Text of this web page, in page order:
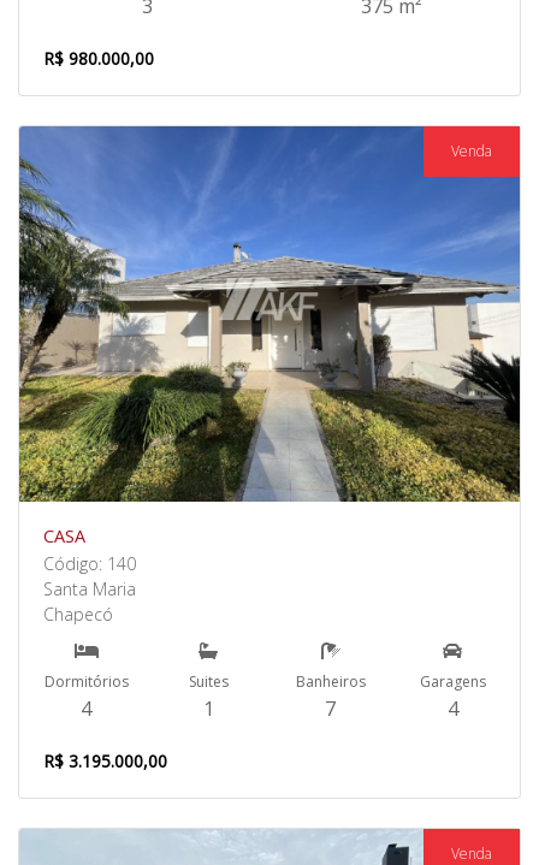
3 375 m²
R$ 980.000,00
Venda
CASA
Código: 140
Santa Maria
Chapecó
Dormitórios
4
Suites
1
Banheiros
7
Garagens
4
R$ 3.195.000,00
Venda